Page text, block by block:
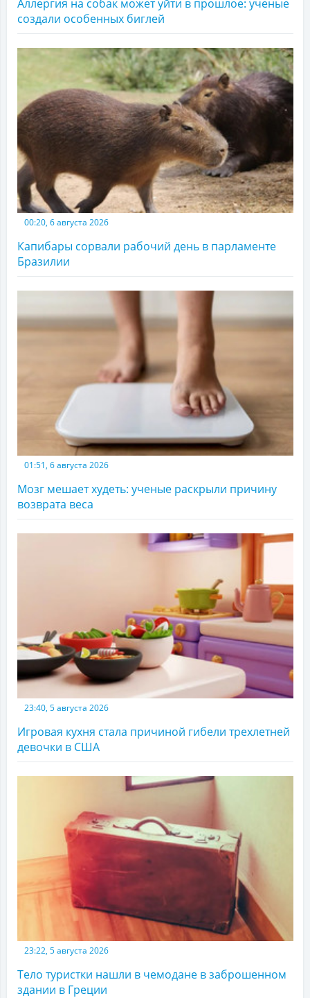
Аллергия на собак может уйти в прошлое: ученые
создали особенных биглей
00:20, 6 августа 2026
Капибары сорвали рабочий день в парламенте
Бразилии
01:51, 6 августа 2026
Мозг мешает худеть: ученые раскрыли причину
возврата веса
23:40, 5 августа 2026
Игровая кухня стала причиной гибели трехлетней
девочки в США
23:22, 5 августа 2026
Тело туристки нашли в чемодане в заброшенном
здании в Греции